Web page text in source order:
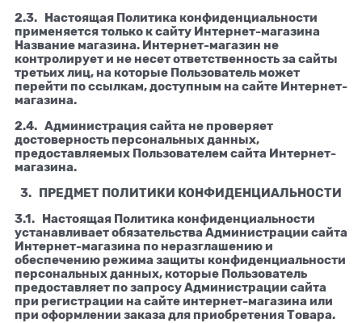
2.3. Настоящая Политика конфиденциальности
применяется только к сайту Интернет-магазина
Название магазина. Интернет-магазин не
контролирует и не несет ответственность за сайты
третьих лиц, на которые Пользователь может
перейти по ссылкам, доступным на сайте Интернет-
магазина.
2.4. Администрация сайта не проверяет
достоверность персональных данных,
предоставляемых Пользователем сайта Интернет-
магазина.
3. ПРЕДМЕТ ПОЛИТИКИ КОНФИДЕНЦИАЛЬНОСТИ
3.1. Настоящая Политика конфиденциальности
устанавливает обязательства Администрации сайта
Интернет-магазина по неразглашению и
обеспечению режима защиты конфиденциальности
персональных данных, которые Пользователь
предоставляет по запросу Администрации сайта
при регистрации на сайте интернет-магазина или
при оформлении заказа для приобретения Товара.